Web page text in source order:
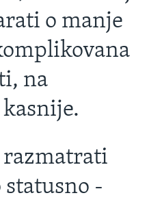
o manje
na
razmatrati
-